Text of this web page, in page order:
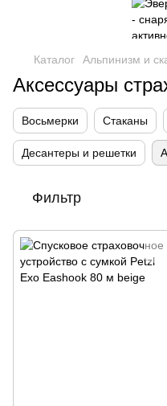
Каталог Альпинизм и
Аксессуары
Восьмерки Стаканы
Десантеры и решетки
Фильтр